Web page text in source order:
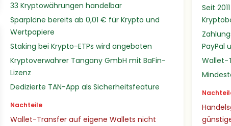
33 Kryptowährungen handelbar
Sparpläne bereits ab 0,01 € für Krypto und
Wertpapiere
Staking bei Krypto-ETPs wird angeboten
Kryptoverwahrer Tangany GmbH mit BaFin-
Lizenz
Dedizierte TAN-App als Sicherheitsfeature
Nachteile
Wallet-Transfer auf eigene Wallets nicht
Seit
PayPal
Wallet-